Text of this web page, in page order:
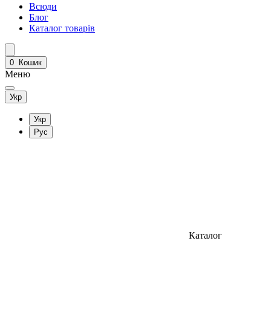
Всюди
Блог
Каталог товарів
0 Кошик
Меню
Укр
Укр
Рус
Каталог